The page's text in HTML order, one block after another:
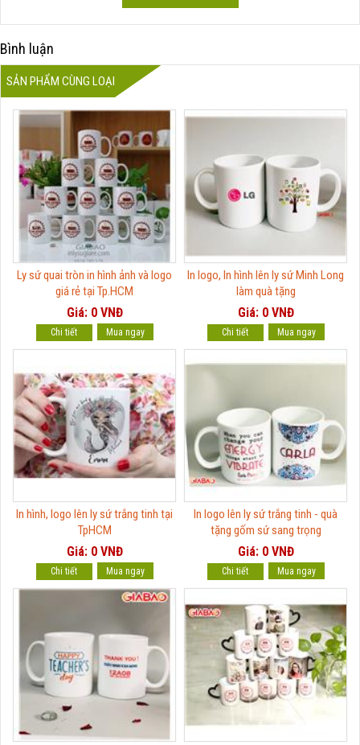
Bình luận
SẢN PHẨM CÙNG LOẠI
Ly sứ quai tròn in hình ảnh và logo
giá rẻ tại Tp.HCM
Giá: 0 VNĐ
Chi tiết
In logo, In hình lên ly sứ Minh Long
làm quà tặng
Giá: 0 VNĐ
Chi tiết
In hình, logo lên ly sứ trắng tinh tại
TpHCM
Giá: 0 VNĐ
Chi tiết
In logo lên ly sứ trắng tinh - quà
tặng gốm sứ sang trọng
Giá: 0 VNĐ
Chi tiết